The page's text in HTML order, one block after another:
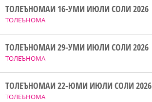
ТОЛЕЪНОМА
ТОЛЕЪНОМАИ 16-УМИ ИЮЛИ СОЛИ 2026
ТОЛЕЪНОМА
ТОЛЕЪНОМАИ 29-УМИ ИЮЛИ СОЛИ 2026
ТОЛЕЪНОМА
ТОЛЕЪНОМАИ 22-ЮМИ ИЮЛИ СОЛИ 2026